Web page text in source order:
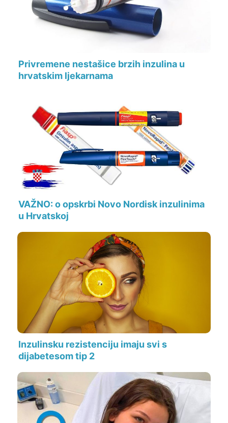
Privremene nestašice brzih inzulina u
hrvatskim ljekarnama
VAŽNO: o opskrbi Novo Nordisk inzulinima
u Hrvatskoj
Inzulinsku rezistenciju imaju svi s
dijabetesom tip 2